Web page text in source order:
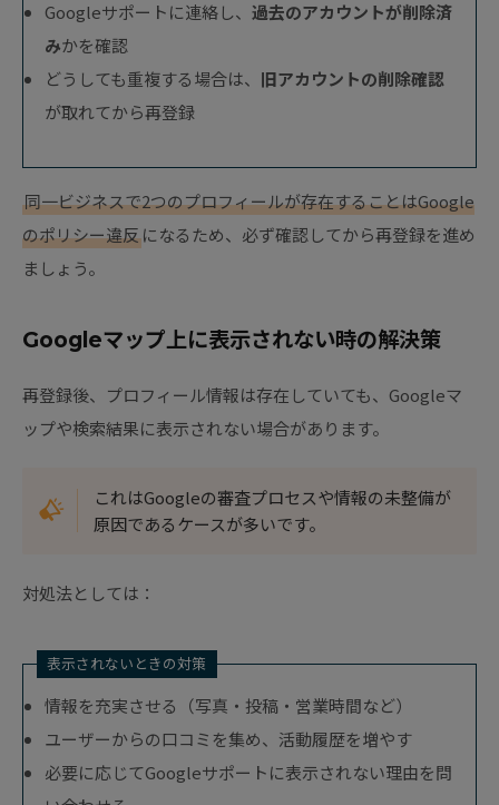
Googleサポートに連絡し、 過去のアカウントが削除済
みかを確認
どうしても重複する場合は、 旧アカウントの削除確認
が取れてから再登録
同一ビジネスで2つのプロフィールが存在することはGoogle
のポリシー違反になるため、必ず確認してから再登録を進め
ましょう。
Googleマップ上に表示されない時の解決策
再登録後、プロフィール情報は存在していても、Googleマ
ップや検索結果に表示されない場合があります。
これはGoogleの審査プロセスや情報の未整備が
原因であるケースが多いです。
対処法としては：
表示されないときの対策
情報を充実させる（写真・投稿・営業時間など）
ユーザーからの口コミを集め、活動履歴を増やす
必要に応じてGoogleサポートに表示されない理由を問